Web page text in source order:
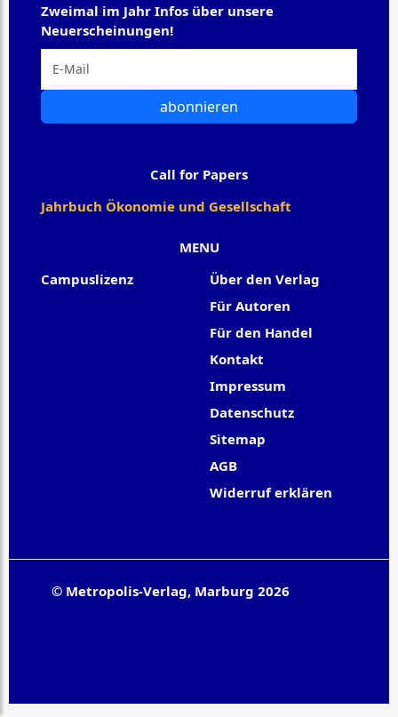
MENU
Campuslizenz
Über den Verlag
Für Autoren
Für den Handel
Kontakt
Impressum
Datenschutz
Sitemap
AGB
Widerruf erklären
Zweimal im Jahr Infos über unsere
Neuerscheinungen!
abonnieren
Call for Papers
Jahrbuch Ökonomie und Gesellschaft
© Metropolis-Verlag, Marburg 2026